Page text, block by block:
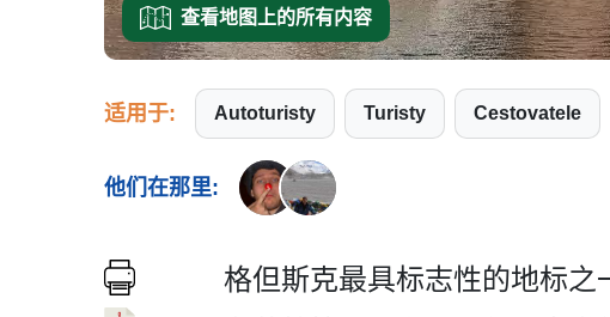
查看地图上的所有内容
适用于: Autoturisty Turisty Cestovatele
他们在那里:
格但斯克最具标志性的地标